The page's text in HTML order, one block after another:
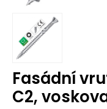
Fasádní
C2,